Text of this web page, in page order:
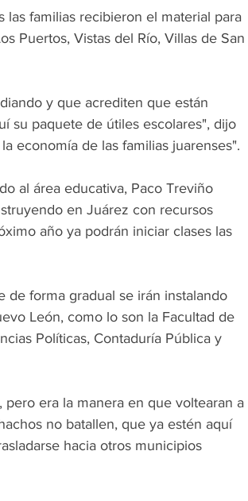
familias recibieron el material para
Puertos, Vistas del Río, Villas de San
y que acrediten que están
su paquete de útiles escolares", dijo
economía de las familias juarenses".
al área educativa, Paco Treviño
en Juárez con recursos
año ya podrán iniciar clases las
de forma gradual se irán instalando
León, como lo son la Facultad de
Políticas, Contaduría Pública y
era la manera en que voltearan a
no batallen, que ya estén aquí
hacia otros municipios